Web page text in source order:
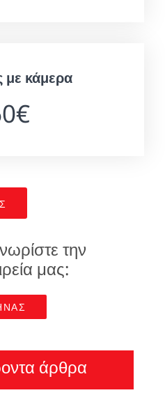
με κάμερα
την
μας:
άρθρα